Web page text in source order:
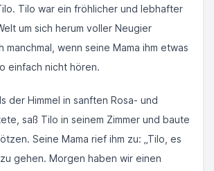
Tilo war ein fröhlicher und lebhafter
um sich herum voller Neugier
wenn seine Mama ihm etwas
einfach nicht hören.
der Himmel in sanften Rosa- und
saß Tilo in seinem Zimmer und baute
Seine Mama rief ihm zu: „Tilo, es
gehen. Morgen haben wir einen